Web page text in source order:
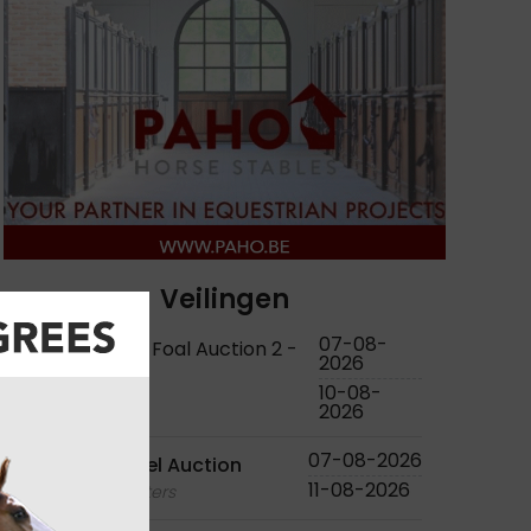
Veilingen
KWPN Online Foal Auction 2 -
2026
07-08-
2026
10-08-
2026
Bjorn Nagel Auction
foals - youngsters
07-08-2026
11-08-2026